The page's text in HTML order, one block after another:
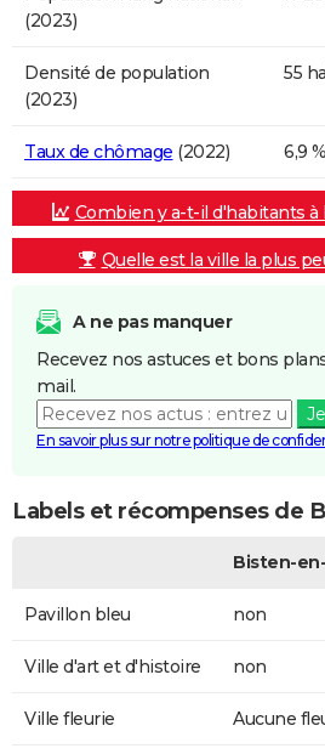
(2023)
Densité de population
(2023)
55
Taux de chômage (2022) 6,9 %
Combien y a-t-il d'habitants
Quelle est la ville la plus
A ne pas manquer
Recevez nos astuces et bons
mail.
En savoir plus sur notre politique de
Labels et récompenses de
Bisten-
Pavillon bleu non
Ville d'art et d'histoire non
Ville fleurie Aucune